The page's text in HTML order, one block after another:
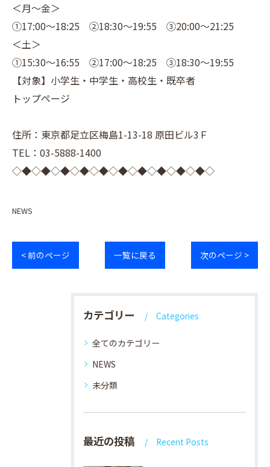
＜月～金＞
①17:00～18:25 ②18:30～19:55 ③20:00～21:25
＜土＞
①15:30～16:55 ②17:00～18:25 ③18:30～19:55
【対象】小学生・中学生・高校生・既卒者
トップページ
住所：東京都足立区梅島1-13-18 原田ビル3Ｆ
TEL：03-5888-1400
◇◆◇◆◇◆◇◆◇◆◇◆◇◆◇◆◇◆◇◆◇
NEWS
< 前のページ 一覧に戻る 次のページ >
カテゴリー Categories
全てのカテゴリー
NEWS
未分類
最近の投稿 Recent Posts